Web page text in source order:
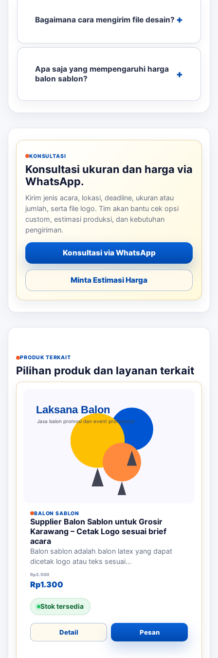
Bagaimana cara mengirim file desain?
Apa saja yang mempengaruhi harga
balon sablon?
KONSULTASI
Konsultasi ukuran dan harga via
WhatsApp.
Kirim jenis acara, lokasi, deadline, ukuran atau
jumlah, serta file logo. Tim akan bantu cek opsi
custom, estimasi produksi, dan kebutuhan
pengiriman.
Konsultasi via WhatsApp
Minta Estimasi Harga
PRODUK TERKAIT
Pilihan produk dan layanan terkait
BALON SABLON
Supplier Balon Sablon untuk Grosir
Karawang – Cetak Logo sesuai brief
acara
Balon sablon adalah balon latex yang dapat
dicetak logo atau teks sesuai...
Rp2.500
Harga aslinya adalah: Rp2.500.
Rp1.300
Harga saat ini adalah: Rp1.300.
Stok tersedia
Detail Pesan